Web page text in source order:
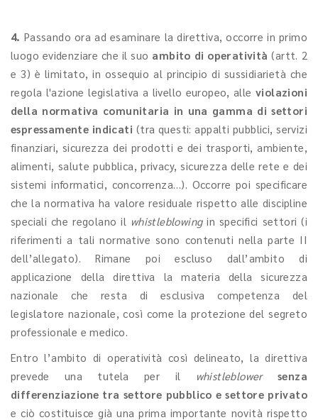
4. Passando ora ad esaminare la direttiva, occorre in primo
luogo evidenziare che il suo ambito di operatività (artt. 2
e 3) è limitato, in ossequio al principio di sussidiarietà che
regola l'azione legislativa a livello europeo, alle violazioni
della normativa comunitaria in una gamma di settori
espressamente indicati (tra questi: appalti pubblici, servizi
finanziari, sicurezza dei prodotti e dei trasporti, ambiente,
alimenti, salute pubblica, privacy, sicurezza delle rete e dei
sistemi informatici, concorrenza…). Occorre poi specificare
che la normativa ha valore residuale rispetto alle discipline
speciali che regolano il whistleblowingin specifici settori (i
riferimenti a tali normative sono contenuti nella parte II
dell’allegato). Rimane poi escluso dall’ambito di
applicazione della direttiva la materia della sicurezza
nazionale che resta di esclusiva competenza del
legislatore nazionale, così come la protezione del segreto
professionale e medico.
Entro l’ambito di operatività così delineato, la direttiva
prevede una tutela per il
whistleblower
senza
differenziazione tra settore pubblico e settore privato
e ciò costituisce già una prima importante novità rispetto